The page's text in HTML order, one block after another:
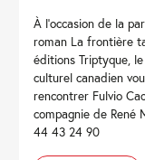
À l’occasion de la
roman La frontière
éditions Triptyque,
culturel canadien
rencontrer Fulvio
compagnie de René
44 43 24 90